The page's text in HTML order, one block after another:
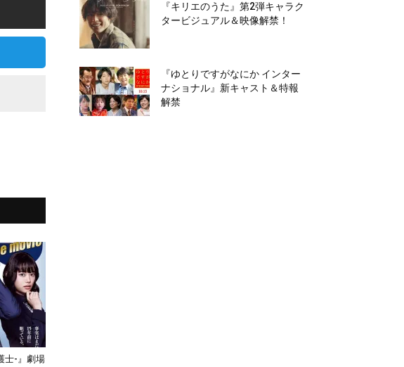
士-』劇場
『キリエのうた』第2弾キャラク
タービジュアル＆映像解禁！
『ゆとりですがなにか インター
ナショナル』新キャスト＆特報
解禁